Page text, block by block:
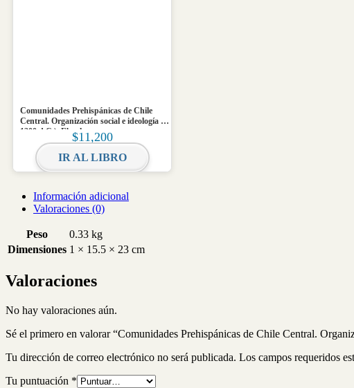
Comunidades Prehispánicas de Chile
Central. Organización social e ideología (0-
1200 d.C.). Ebook
$11,200
IR AL LIBRO
Información adicional
Valoraciones (0)
Peso
0.33 kg
Dimensiones 1 × 15.5 × 23 cm
Valoraciones
No hay valoraciones aún.
Sé el primero en valorar “Comunidades Prehispánicas de Chile Central.
Tu dirección de correo electrónico no será publicada. Los campos requeridos
Tu puntuación *